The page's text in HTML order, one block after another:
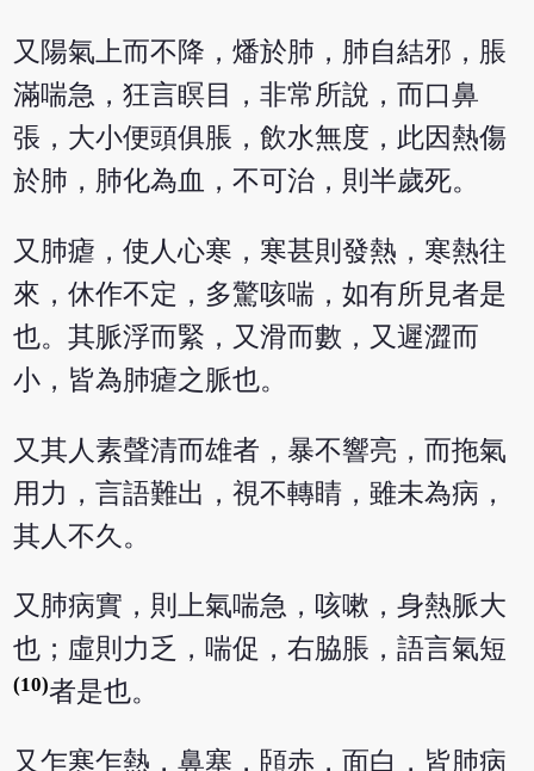
又陽氣上而不降，燔於肺，肺自結邪，脹
滿喘急，狂言瞑目，非常所說，而口鼻
張，大小便頭俱脹，飲水無度，此因熱傷
於肺，肺化為血，不可治，則半歲死。
又肺瘧，使人心寒，寒甚則發熱，寒熱往
來，休作不定，多驚咳喘，如有所見者是
也。其脈浮而緊，又滑而數，又遲澀而
小，皆為肺瘧之脈也。
又其人素聲清而雄者，暴不響亮，而拖氣
用力，言語難出，視不轉睛，雖未為病，
其人不久。
又肺病實，則上氣喘急，咳嗽，身熱脈大
也；虛則力乏，喘促，右脇脹，語言氣短
(10)者是也。
又乍寒乍熱，鼻塞，頣赤，面白，皆肺病